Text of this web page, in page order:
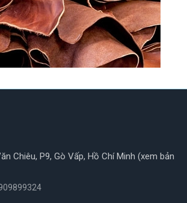
Chiêu, P9, Gò Vấp, Hồ Chí Minh (xem bản